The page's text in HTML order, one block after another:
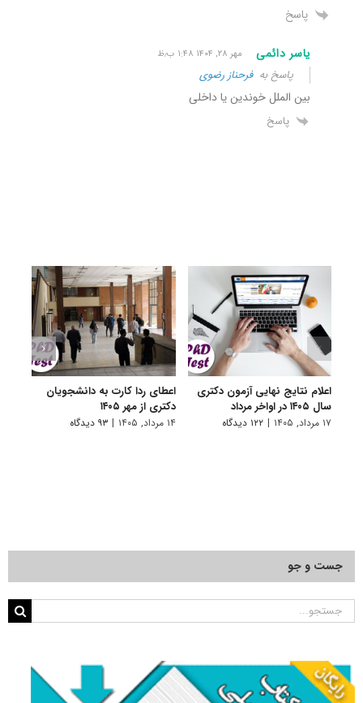
پاسخ
یاسر دائمی مهر ۲۸, ۱۴۰۴ ۱:۴۸ ب٫ظ
پاسخ بهفرحناز رضوی
بین الملل خوندین یا داخلی
پاسخ
اعلام نتایج نهایی آزمون دکتری
سال ۱۴۰۵ در اواخر مرداد
۱۷ مرداد, ۱۴۰۵ | ۱۲۲ دیدگاه
اعطای ردا کارت به دانشجویان
دکتری از مهر ۱۴۰۵
۱۴ مرداد, ۱۴۰۵ | ۹۳ دیدگاه
جست و جو
جستجو